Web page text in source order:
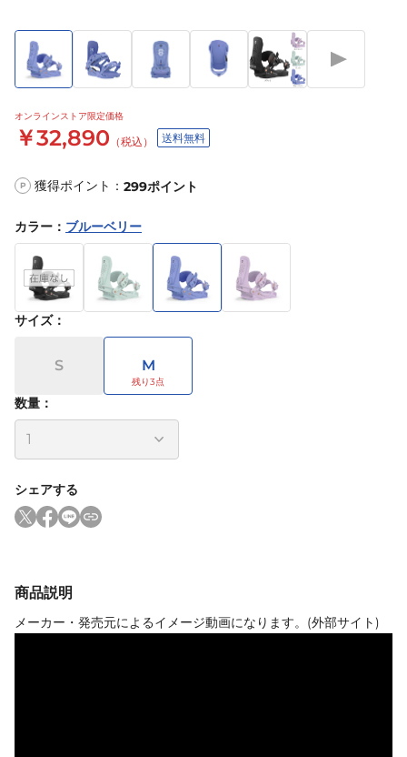
オンラインストア限定価格
￥32,890 （税込） 送料無料
P 獲得ポイント： 299ポイント
カラー ： ブルーベリー
サイズ：
S M
数量：
シェアする
商品説明
メーカー・発売元によるイメージ動画になります。(外部サイト)